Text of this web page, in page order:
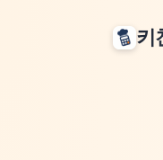
키